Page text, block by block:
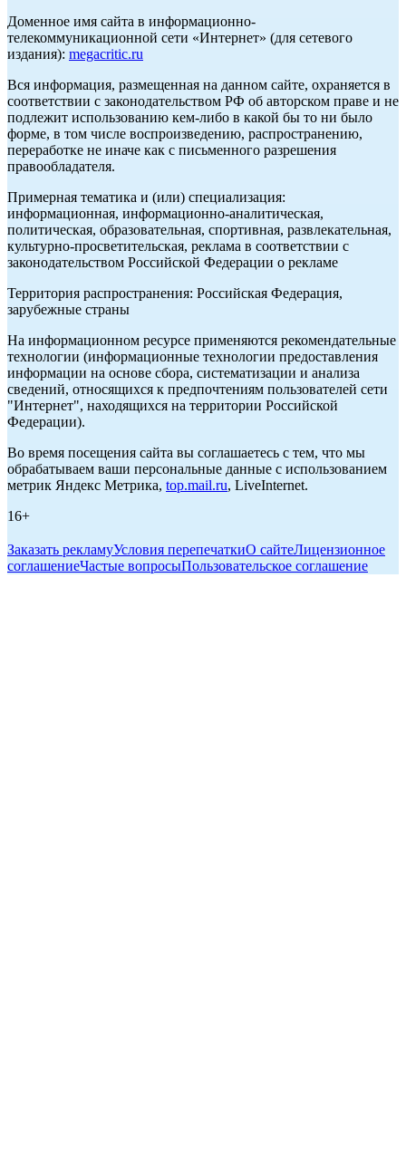
Доменное имя сайта в информационно-
телекоммуникационной сети «Интернет» (для сетевого
издания): megacritic.ru
Вся информация, размещенная на данном сайте, охраняется в
соответствии с законодательством РФ об авторском праве и не
подлежит использованию кем-либо в какой бы то ни было
форме, в том числе воспроизведению, распространению,
переработке не иначе как с письменного разрешения
правообладателя.
Примерная тематика и (или) специализация:
информационная, информационно-аналитическая,
политическая, образовательная, спортивная, развлекательная,
культурно-просветительская, реклама в соответствии с
законодательством Российской Федерации о рекламе
Территория распространения: Российская Федерация,
зарубежные страны
На информационном ресурсе применяются рекомендательные
технологии (информационные технологии предоставления
информации на основе сбора, систематизации и анализа
сведений, относящихся к предпочтениям пользователей сети
"Интернет", находящихся на территории Российской
Федерации).
Во время посещения сайта вы соглашаетесь с тем, что мы
обрабатываем ваши персональные данные с использованием
метрик Яндекс Метрика, top.mail.ru, LiveInternet.
16+
Заказать рекламуУсловия перепечаткиО сайтеЛицензионное
соглашениеЧастые вопросыПользовательское соглашение